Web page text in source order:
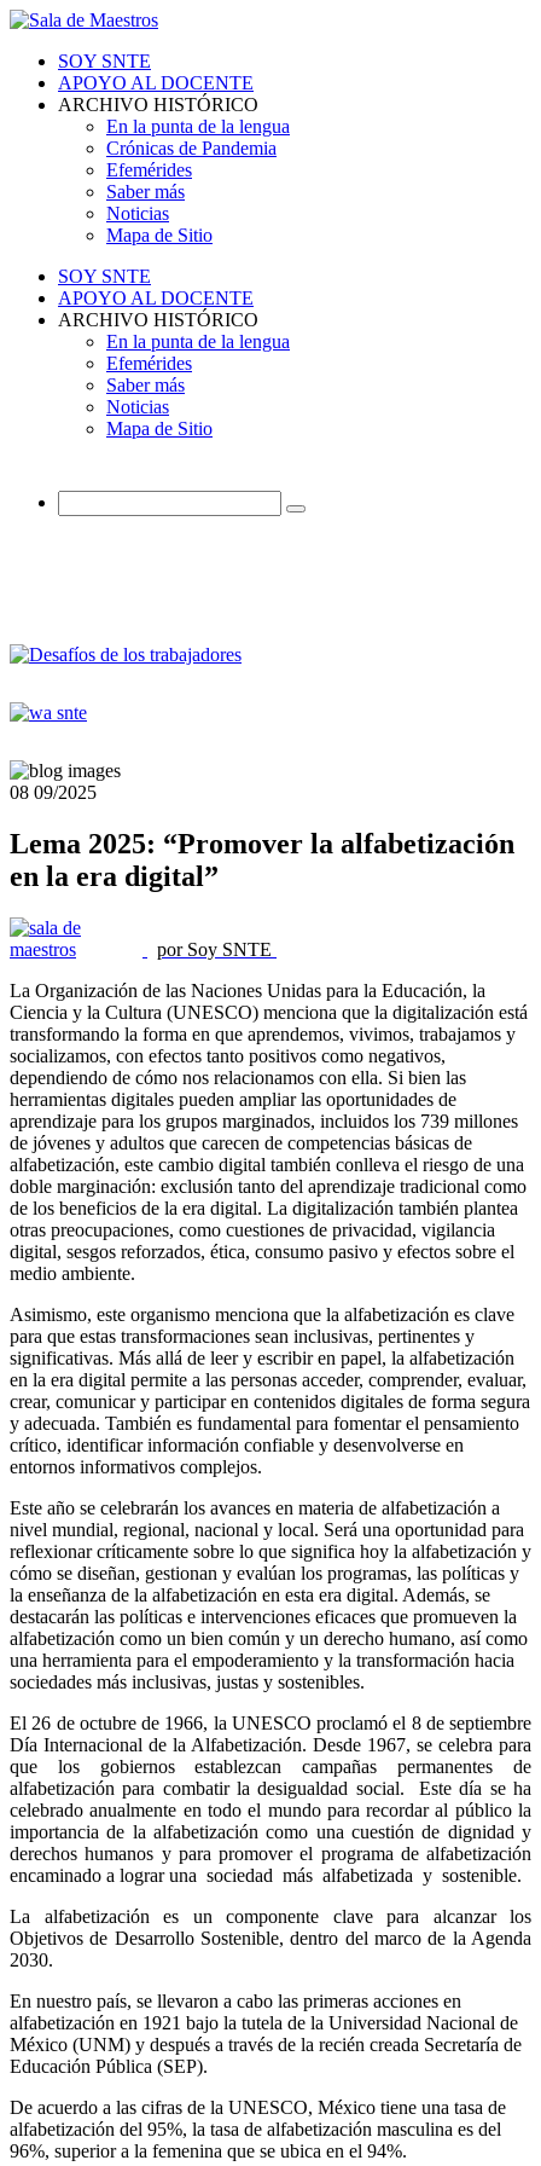
SOY SNTE
APOYO AL DOCENTE
ARCHIVO HISTÓRICO
En la punta de la lengua
Crónicas de Pandemia
Efemérides
Saber más
Noticias
Mapa de Sitio
SOY SNTE
APOYO AL DOCENTE
ARCHIVO HISTÓRICO
En la punta de la lengua
Efemérides
Saber más
Noticias
Mapa de Sitio
08 09/2025
Lema 2025: “Promover la alfabetización
en la era digital”
por Soy SNTE
La Organización de las Naciones Unidas para la Educación, la
Ciencia y la Cultura (UNESCO) menciona que la digitalización está
transformando la forma en que aprendemos, vivimos, trabajamos y
socializamos, con efectos tanto positivos como negativos,
dependiendo de cómo nos relacionamos con ella. Si bien las
herramientas digitales pueden ampliar las oportunidades de
aprendizaje para los grupos marginados, incluidos los 739 millones
de jóvenes y adultos que carecen de competencias básicas de
alfabetización, este cambio digital también conlleva el riesgo de una
doble marginación: exclusión tanto del aprendizaje tradicional como
de los beneficios de la era digital. La digitalización también plantea
otras preocupaciones, como cuestiones de privacidad, vigilancia
digital, sesgos reforzados, ética, consumo pasivo y efectos sobre el
medio ambiente.
Asimismo, este organismo menciona que la alfabetización es clave
para que estas transformaciones sean inclusivas, pertinentes y
significativas. Más allá de leer y escribir en papel, la alfabetización
en la era digital permite a las personas acceder, comprender, evaluar,
crear, comunicar y participar en contenidos digitales de forma segura
y adecuada. También es fundamental para fomentar el pensamiento
crítico, identificar información confiable y desenvolverse en
entornos informativos complejos.
Este año se celebrarán los avances en materia de alfabetización a
nivel mundial, regional, nacional y local. Será una oportunidad para
reflexionar críticamente sobre lo que significa hoy la alfabetización y
cómo se diseñan, gestionan y evalúan los programas, las políticas y
la enseñanza de la alfabetización en esta era digital. Además, se
destacarán las políticas e intervenciones eficaces que promueven la
alfabetización como un bien común y un derecho humano, así como
una herramienta para el empoderamiento y la transformación hacia
sociedades más inclusivas, justas y sostenibles.
El 26 de octubre de 1966, la UNESCO proclamó el 8 de septiembre
Día Internacional de la Alfabetización. Desde 1967, se celebra para
que los gobiernos establezcan campañas permanentes de
alfabetización para combatir la desigualdad social. Este día se ha
celebrado anualmente en todo el mundo para recordar al público la
importancia de la alfabetización como una cuestión de dignidad y
derechos humanos y para promover el programa de alfabetización
encaminado a lograr una sociedad más alfabetizada y sostenible.
La alfabetización es un componente clave para alcanzar los
Objetivos de Desarrollo Sostenible, dentro del marco de la Agenda
2030.
En nuestro país, se llevaron a cabo las primeras acciones en
alfabetización en 1921 bajo la tutela de la Universidad Nacional de
México (UNM) y después a través de la recién creada Secretaría de
Educación Pública (SEP).
De acuerdo a las cifras de la UNESCO, México tiene una tasa de
alfabetización del 95%, la tasa de alfabetización masculina es del
96%, superior a la femenina que se ubica en el 94%.